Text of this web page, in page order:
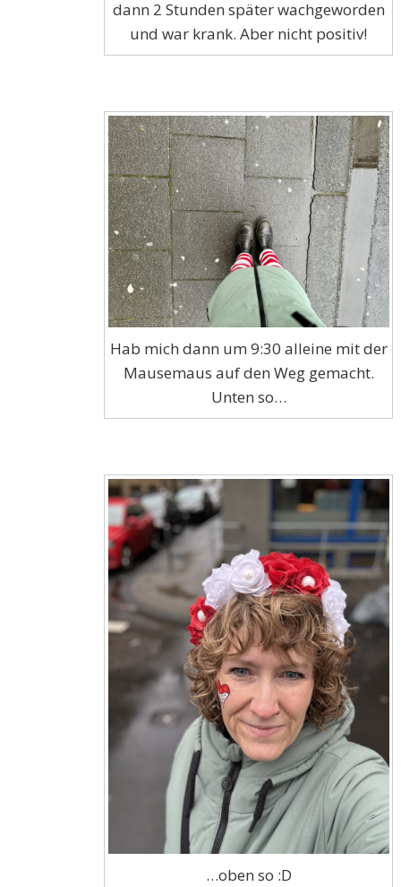
dann 2 Stunden später wachgeworden
und war krank. Aber nicht positiv!
Hab mich dann um 9:30 alleine mit der
Mausemaus auf den Weg gemacht.
Unten so…
…oben so :D